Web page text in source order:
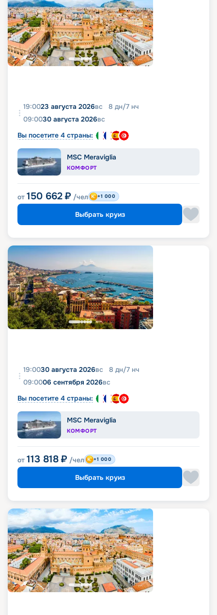
19:0023 августа 2026вс 8 дн/7 нч
09:0030 августа 2026вс
Вы посетите 4 страны:
MSC Meraviglia
КОМФОРТ
от 150 662 ₽ /чел +1 000
Выбрать круиз
19:0030 августа 2026вс 8 дн/7 нч
09:0006 сентября 2026вс
Вы посетите 4 страны:
MSC Meraviglia
КОМФОРТ
от 113 818 ₽ /чел +1 000
Выбрать круиз